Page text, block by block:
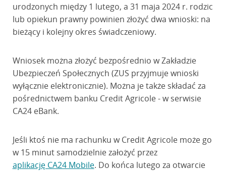
urodzonych między 1 lutego, a 31 maja 2024 r. rodzic
lub opiekun prawny powinien złożyć dwa wnioski: na
bieżący i kolejny okres świadczeniowy.
Wniosek można złożyć bezpośrednio w Zakładzie
Ubezpieczeń Społecznych (ZUS przyjmuje wnioski
wyłącznie elektronicznie). Można je także składać za
pośrednictwem banku Credit Agricole - w serwisie
CA24 eBank.
Jeśli ktoś nie ma rachunku w Credit Agricole może go
w 15 minut samodzielnie założyć przez
aplikację CA24 Mobile. Do końca lutego za otwarcie